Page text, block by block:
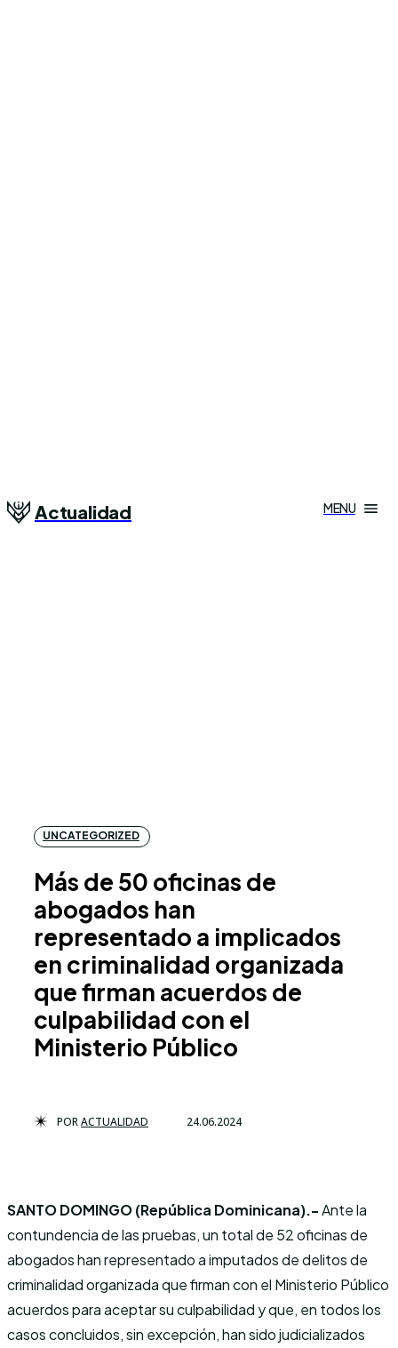
Actualidad MENU
UNCATEGORIZED
Más de 50 oficinas de
abogados han
representado a implicados
en criminalidad organizada
que firman acuerdos de
culpabilidad con el
Ministerio Público
PORACTUALIDAD 24.06.2024
SANTO DOMINGO (República Dominicana).-Ante la
contundencia de las pruebas, un total de 52 oficinas de
abogados han representado a imputados de delitos de
criminalidad organizada que firman con el Ministerio Público
acuerdos para aceptar su culpabilidad y que, en todos los
casos concluidos, sin excepción, han sido judicializados